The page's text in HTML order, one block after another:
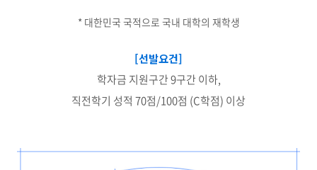
* 대한민국 국적으로 국내 대학의 재학생
[선발요건]
학자금 지원구간 9구간 이하,
직전학기 성적 70점/100점 (C학점) 이상